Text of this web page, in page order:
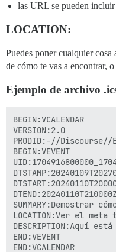
las URL se pueden
LOCATION:
Puedes poner cualquier
de cómo te vas a encontrar,
Ejemplo de archivo
BEGIN:VCALENDAR
VERSION:2.0
PRODID:-//Discourse//
BEGIN:VEVENT
SUMMARY:Demostrar
LOCATION:Ver el
DESCRIPTION:Aquí
END:VEVENT